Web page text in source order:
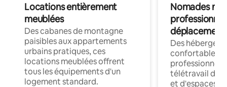
Locations entièrement
meublées
Des cabanes de montagne
paisibles aux appartements
urbains pratiques, ces
locations meublées offrent
tous les équipements d'un
logement standard.
Nomades
déplacement
Des
confortables
professionnels
télétravail
et d'espaces